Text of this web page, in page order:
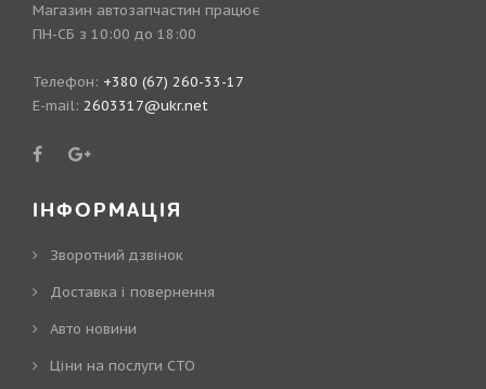
Магазин автозапчастин працює
ПН-СБ з 10:00 до 18:00
Телефон: +380 (67) 260-33-17
E-mail: 2603317@ukr.net
ІНФОРМАЦІЯ
Зворотний дзвінок
Доставка і повернення
Авто новини
Ціни на послуги СТО